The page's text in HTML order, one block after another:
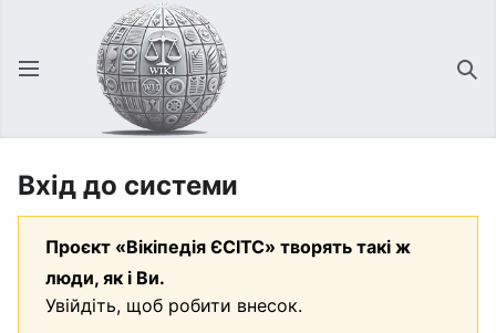
Відкрити головне меню
Вхід до системи
Проєкт «Вікіпедія ЄСІТС» творять такі ж
люди, як і Ви.
Увійдіть, щоб робити внесок.